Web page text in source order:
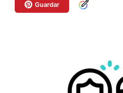
Guardar